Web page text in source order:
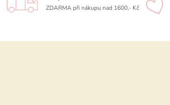
ZDARMA při nákupu nad 1600,- Kč